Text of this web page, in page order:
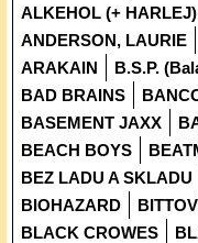
ALKEHOL (+ HARLEJ)
ANDERSON, LAURIE
ARAKAIN
B.S.P.
BAD BRAINS
BASEMENT JAXX
BEACH BOYS
BEZ LADU A SKLADU
BIOHAZARD
BLACK CROWES